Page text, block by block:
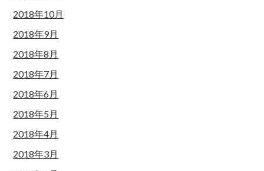
2018年10月
2018年9月
2018年8月
2018年7月
2018年6月
2018年5月
2018年4月
2018年3月